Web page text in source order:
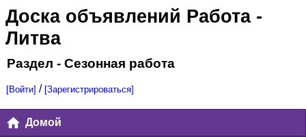
Доска объявлений Работа-
Литва
Раздел - Сезонная работа
[Войти] / [Зарегистрироваться]
Домой